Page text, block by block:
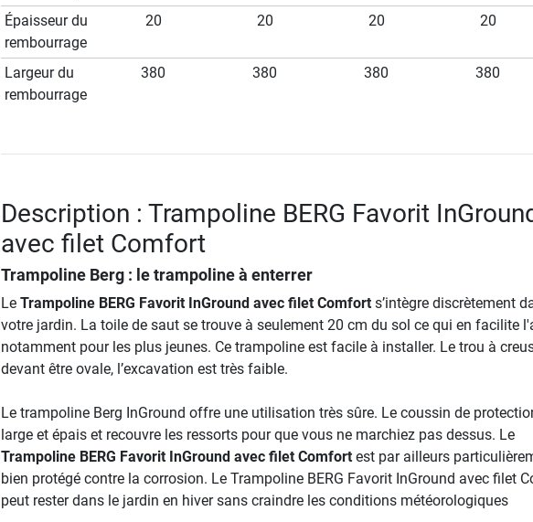
Épaisseur du
rembourrage
20 20 20 20
Largeur du
rembourrage
380 380 380 380
Description : Trampoline BERG Favorit
avec filet Comfort
Trampoline Berg : le trampoline à enterrer
Le Trampoline BERG Favorit InGround avec filet Comforts’intègre discrètement
votre jardin. La toile de saut se trouve à seulement 20 cm du sol ce qui en facilite
notamment pour les plus jeunes. Ce trampoline est facile à installer. Le trou à
devant être ovale, l’excavation est très faible.
Le trampoline Berg InGround offre une utilisation très sûre. Le coussin de
large et épais et recouvre les ressorts pour que vous ne marchiez pas dessus. Le
Trampoline BERG Favorit InGround avec filet Comfortest par ailleurs
bien protégé contre la corrosion. Le Trampoline BERG Favorit InGround avec filet
peut rester dans le jardin en hiver sans craindre les conditions météorologiques